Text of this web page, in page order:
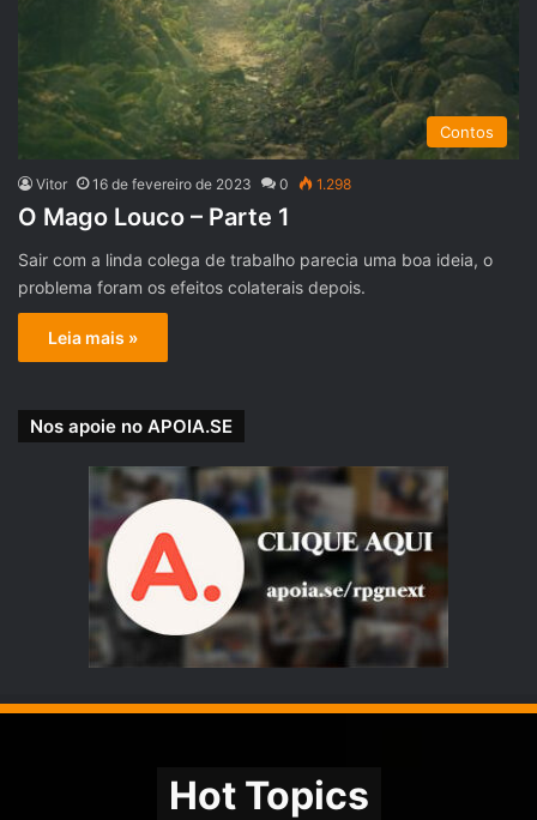
Contos
Vitor 16 de fevereiro de 2023 0 1.298
O Mago Louco – Parte 1
Sair com a linda colega de trabalho parecia uma boa ideia, o
problema foram os efeitos colaterais depois.
Leia mais »
Nos apoie no APOIA.SE
Hot Topics